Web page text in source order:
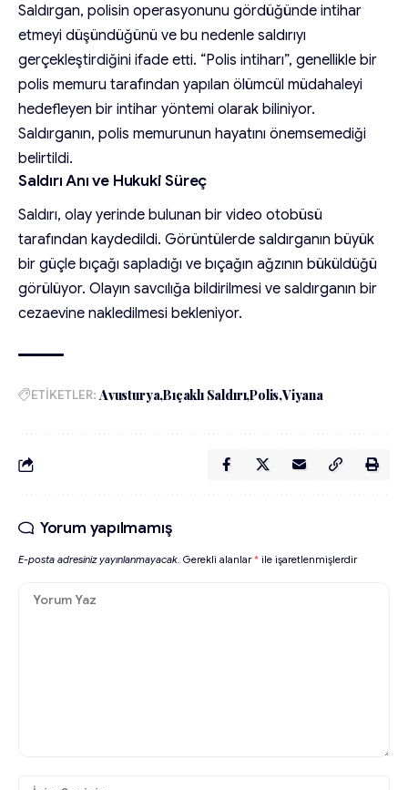
Saldırgan, polisin operasyonunu gördüğünde intihar
etmeyi düşündüğünü ve bu nedenle saldırıyı
gerçekleştirdiğini ifade etti. “Polis intiharı”, genellikle bir
polis memuru tarafından yapılan ölümcül müdahaleyi
hedefleyen bir intihar yöntemi olarak biliniyor.
Saldırganın, polis memurunun hayatını önemsemediği
belirtildi.
Saldırı Anı ve Hukuki Süreç
Saldırı, olay yerinde bulunan bir video otobüsü
tarafından kaydedildi. Görüntülerde saldırganın büyük
bir güçle bıçağı sapladığı ve bıçağın ağzının büküldüğü
görülüyor. Olayın savcılığa bildirilmesi ve saldırganın bir
cezaevine nakledilmesi bekleniyor.
ETİKETLER: Avusturya Bıçaklı Saldırı Polis Viyana
Yorum yapılmamış
E-posta adresiniz yayınlanmayacak. Gerekli alanlar* ile işaretlenmişlerdir